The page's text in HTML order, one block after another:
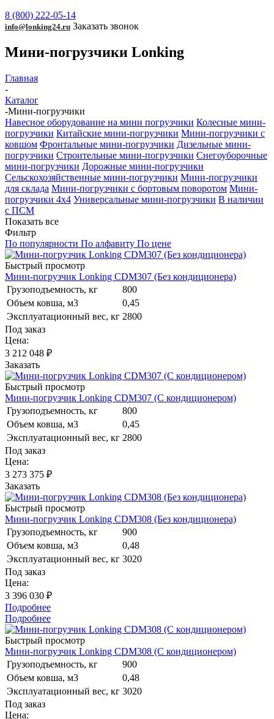
8 (800) 222-05-14
info@lonking24.ru Заказать звонок
Мини-погрузчики Lonking
Главная
-
Каталог
-Мини-погрузчики
Навесное оборудование на мини погрузчики Колесные мини-
погрузчики Китайские мини-погрузчики Мини-погрузчики с
ковшом Фронтальные мини-погрузчики Дизельные мини-
погрузчики Строительные мини-погрузчики Снегоуборочные
мини-погрузчики Дорожные мини-погрузчики
Сельскохозяйственные мини-погрузчики Мини-погрузчики
для склада Мини-погрузчики с бортовым поворотом Мини-
погрузчики 4х4 Универсальные мини-погрузчики В наличии
с ПСМ
Показать все
Фильтр
По популярности По алфавиту По цене
Быстрый просмотр
Мини-погрузчик Lonking CDM307 (Без кондиционера)
Грузоподъемность, кг
800
Объем ковша, м3
0,45
Эксплуатационный вес, кг 2800
Под заказ
Цена:
3 212 048 ₽
Заказать
Быстрый просмотр
Мини-погрузчик Lonking CDM307 (С кондиционером)
Грузоподъемность, кг
800
Объем ковша, м3
0,45
Эксплуатационный вес, кг 2800
Под заказ
Цена:
3 273 375 ₽
Заказать
Быстрый просмотр
Мини-погрузчик Lonking CDM308 (Без кондиционера)
Грузоподъемность, кг
900
Объем ковша, м3
0,48
Эксплуатационный вес, кг 3020
Под заказ
Цена:
3 396 030 ₽
Подробнее
Подробнее
Быстрый просмотр
Мини-погрузчик Lonking CDM308 (С кондиционером)
Грузоподъемность, кг
900
Объем ковша, м3
0,48
Эксплуатационный вес, кг 3020
Под заказ
Цена: